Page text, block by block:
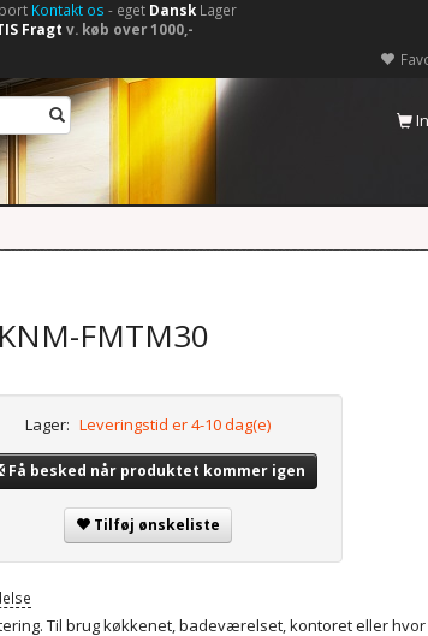
Kontakt os - eget DanskLager
Fragt v. køb over 1000,-
FMTM30
Lager: Leveringstid er 4-10 dag(e)
Få besked når produktet kommer igen
Tilføj ønskeliste
Til brug køkkenet, badeværelset, kontoret eller